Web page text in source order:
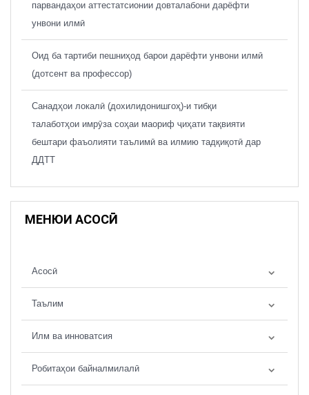
парвандаҳои аттестатсионии довталабони дарёфти
унвони илмӣ
Оид ба тартиби пешниҳод барои дарёфти унвони илмӣ
(дотсент ва профессор)
Санадҳои локалӣ (дохилидонишгоҳ)-и тибқи
талаботҳои имрӯза соҳаи маориф ҷиҳати тақвияти
бештари фаъолияти таълимӣ ва илмию тадқиқотӣ дар
ДДТТ
МЕНЮИ АСОСӢ
Асосӣ
Таълим
Илм ва инноватсия
Робитаҳои байналмилалӣ